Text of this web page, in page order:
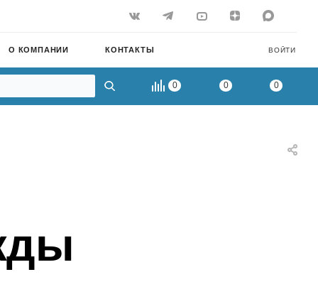
ВОЙТИ
О КОМПАНИИ КОНТАКТЫ
0 0 0